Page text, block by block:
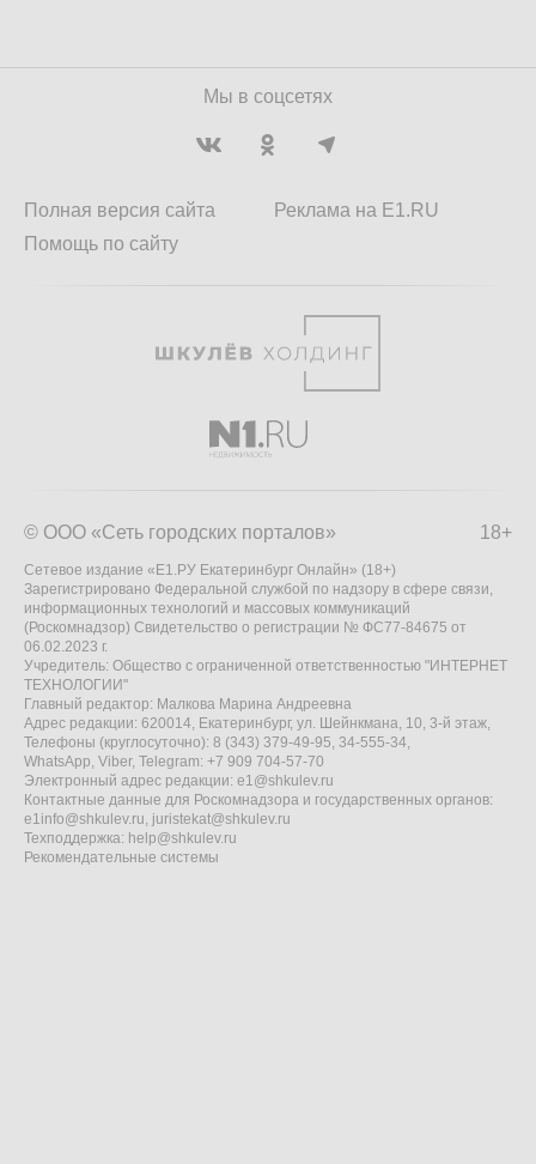
Мы в соцсетях
Полная версия сайта
Помощь по сайту
Реклама на E1.RU
18+
© ООО «Сеть городских порталов»
Сетевое издание «Е1.РУ Екатеринбург Онлайн» (18+)
Зарегистрировано Федеральной службой по надзору в сфере связи,
информационных технологий и массовых коммуникаций
(Роскомнадзор) Свидетельство о регистрации № ФС77-84675 от
06.02.2023 г.
Учредитель: Общество с ограниченной ответственностью "ИНТЕРНЕТ
ТЕХНОЛОГИИ"
Главный редактор: Малкова Марина Андреевна
Адрес редакции: 620014, Екатеринбург, ул. Шейнкмана, 10, 3-й этаж,
Телефоны (круглосуточно): 8 (343) 379-49-95, 34-555-34,
WhatsApp, Viber, Telegram: +7 909 704-57-70
Электронный адрес редакции: e1@shkulev.ru
Контактные данные для Роскомнадзора и государственных органов:
e1info@shkulev.ru, juristekat@shkulev.ru
Техподдержка: help@shkulev.ru
Рекомендательные системы